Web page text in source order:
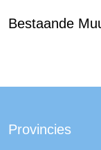
Bestaande
Provincies